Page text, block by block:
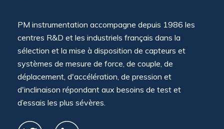
PM instrumentation accompagne depuis 1986 les
centres R&D et les industriels français dans la
sélection et la mise à disposition de capteurs et
systèmes de mesure de force, de couple, de
déplacement, d'accélération, de pression et
d'inclinaison répondant aux besoins de test et
d’essais les plus sévères.